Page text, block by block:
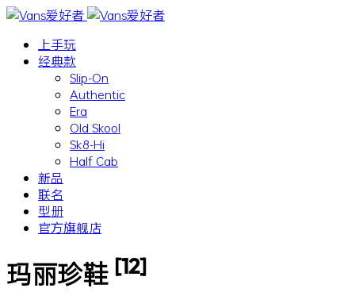
上手玩
经典款
Slip-On
Authentic
Era
Old Skool
Sk8-Hi
Half Cab
新品
联名
型册
官方旗舰店
玛丽珍鞋 [12]